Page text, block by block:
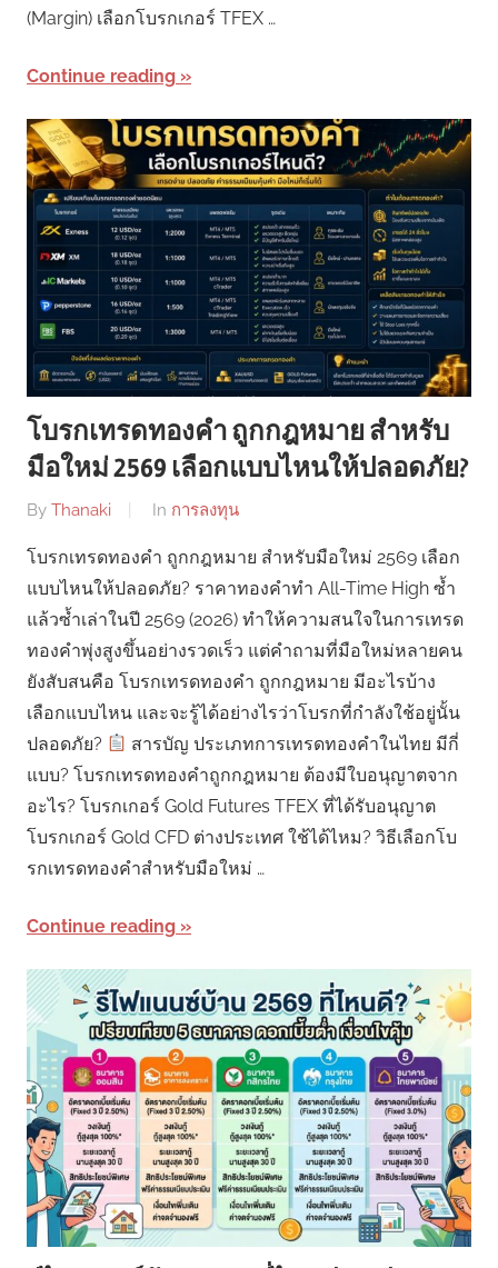
(Margin) เลือกโบรกเกอร์ TFEX …
Continue reading
โบรกเทรดทองคำ ถูกกฎหมาย สำหรับ
มือใหม่ 2569 เลือกแบบไหนให้ปลอดภัย?
By Thanaki In การลงทุน
โบรกเทรดทองคำ ถูกกฎหมาย สำหรับมือใหม่ 2569 เลือก
แบบไหนให้ปลอดภัย? ราคาทองคำทำ All-Time High ซ้ำ
แล้วซ้ำเล่าในปี 2569 (2026) ทำให้ความสนใจในการเทรด
ทองคำพุ่งสูงขึ้นอย่างรวดเร็ว แต่คำถามที่มือใหม่หลายคน
ยังสับสนคือ โบรกเทรดทองคำ ถูกกฎหมาย มีอะไรบ้าง
เลือกแบบไหน และจะรู้ได้อย่างไรว่าโบรกที่กำลังใช้อยู่นั้น
ปลอดภัย?
สารบัญ ประเภทการเทรดทองคำในไทย มีกี่
แบบ? โบรกเทรดทองคำถูกกฎหมาย ต้องมีใบอนุญาตจาก
อะไร? โบรกเกอร์ Gold Futures TFEX ที่ได้รับอนุญาต
โบรกเกอร์ Gold CFD ต่างประเทศ ใช้ได้ไหม? วิธีเลือกโบ
รกเทรดทองคำสำหรับมือใหม่ …
Continue reading